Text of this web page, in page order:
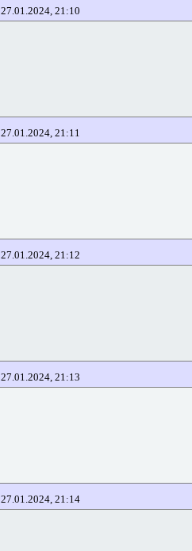
27.01.2024, 21:10
27.01.2024, 21:11
27.01.2024, 21:12
27.01.2024, 21:13
27.01.2024, 21:14